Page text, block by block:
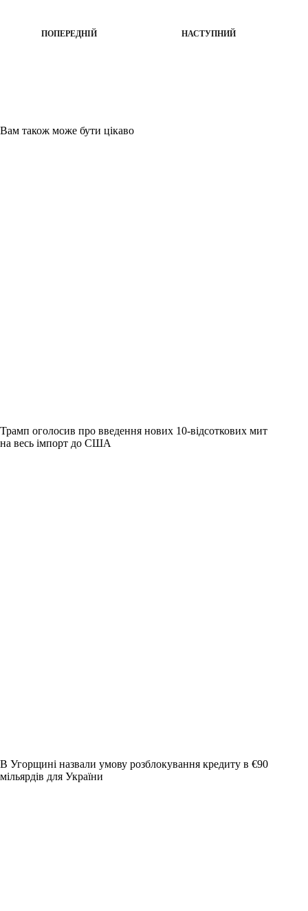
ПОПЕРЕДНІЙ НАСТУПНИЙ
Вам також може бути цікаво
Трамп оголосив про введення нових 10-відсоткових мит
на весь імпорт до США
В Угорщині назвали умову розблокування кредиту в €90
мільярдів для України